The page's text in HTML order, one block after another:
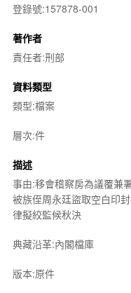
登錄號:157878-001
著作者
責任者:刑部
資料類型
類型:檔案
層次:件
描述
事由:移會稽察房為議覆兼
被族侄周永廷盜取空白印
律擬絞監候秋決
典藏沿革:內閣檔庫
版本:原件